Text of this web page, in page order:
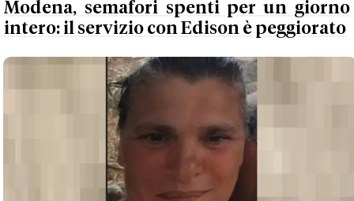
Modena, semafori spenti per un giorno
intero: il servizio con Edison è peggiorato